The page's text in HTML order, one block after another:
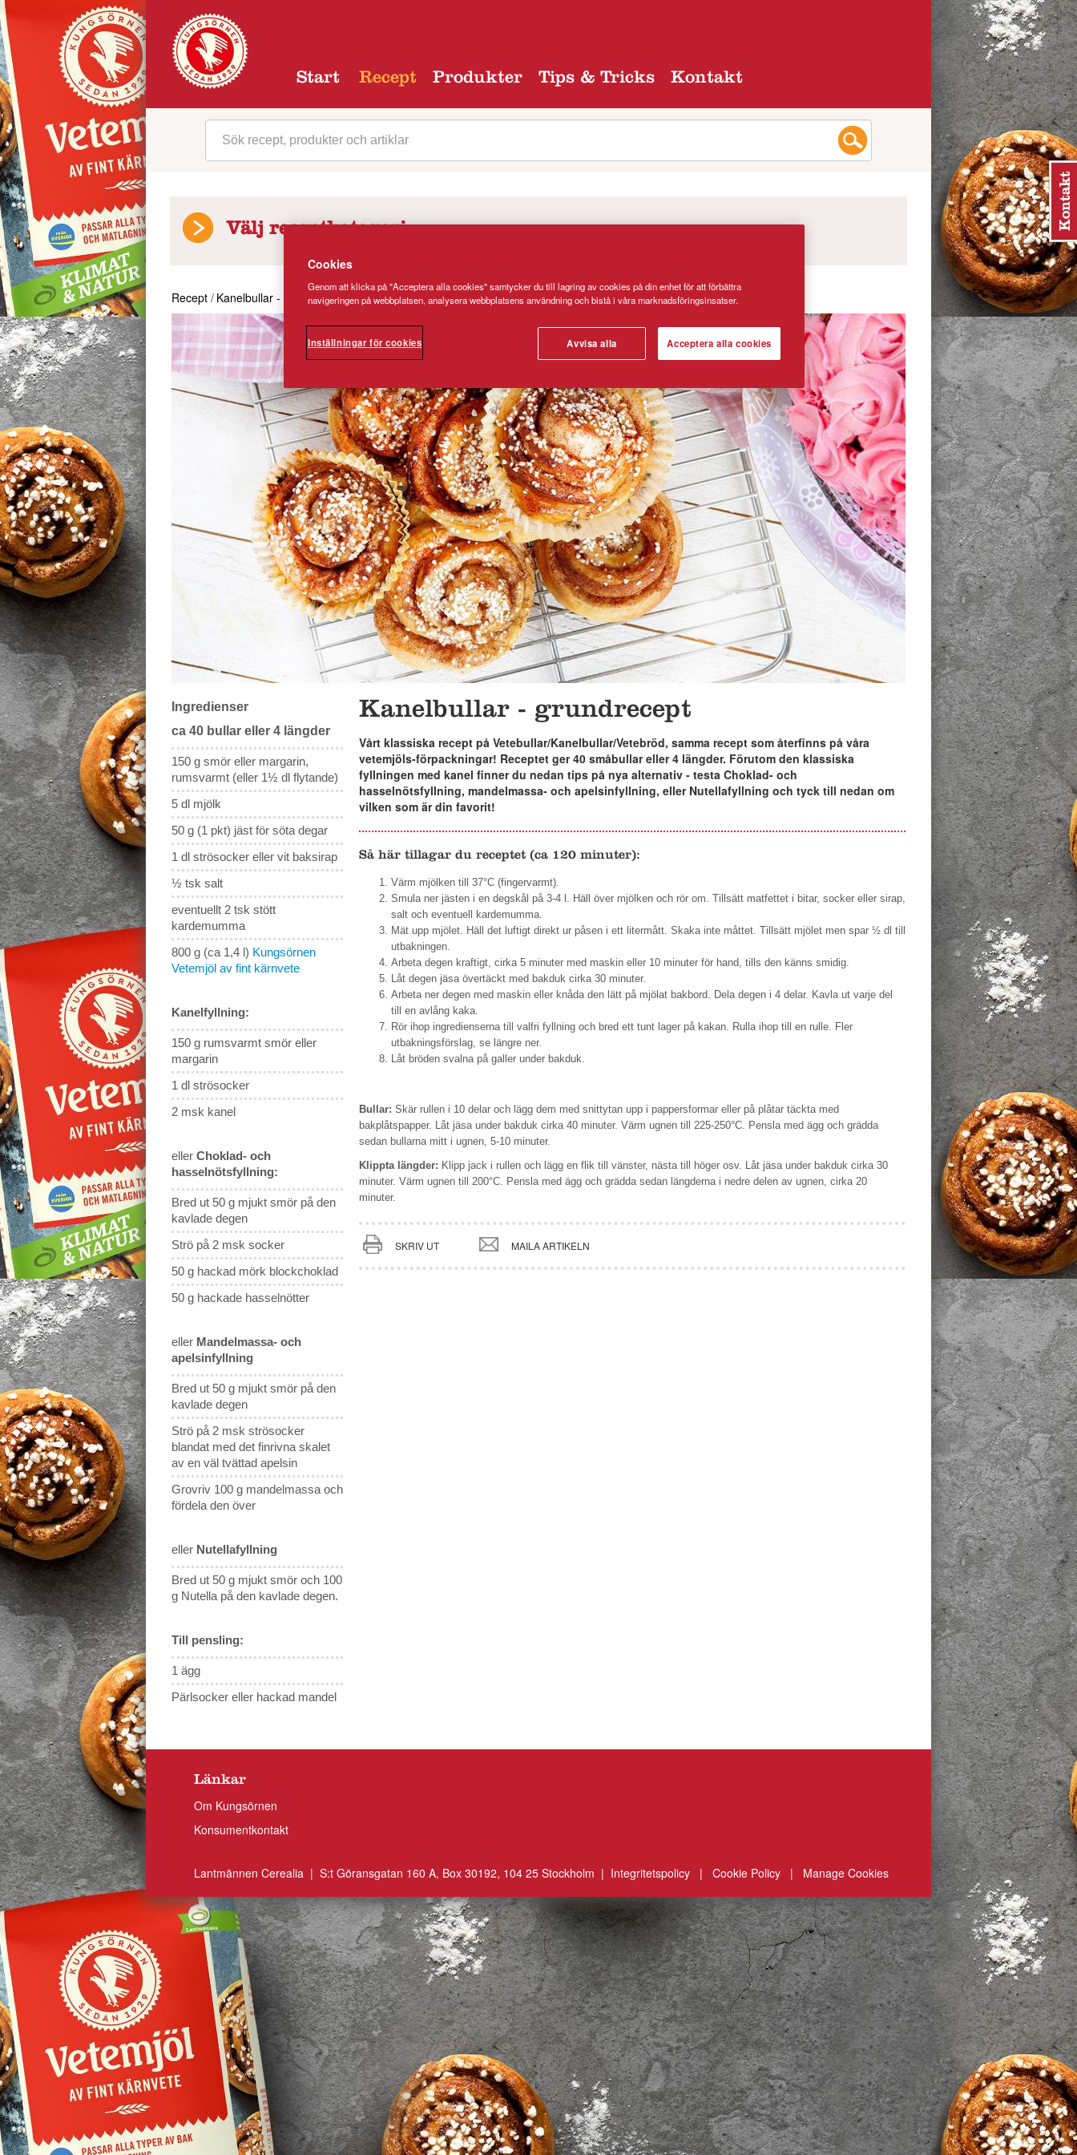
Start Recept Produkter Tips & Tricks Kontakt
Välj receptkategori
Recept / Kanelbullar - grundrecept
Ingredienser
ca 40 bullar eller 4 längder
150 g smör eller margarin,
rumsvarmt (eller 1½ dl flytande)
5 dl mjölk
50 g (1 pkt) jäst för söta degar
1 dl strösocker eller vit baksirap
½ tsk salt
eventuellt 2 tsk stött
kardemumma
800 g (ca 1,4 l) Kungsörnen
Vetemjöl av fint kärnvete
Kanelfyllning:
150 g rumsvarmt smör eller
margarin
1 dl strösocker
2 msk kanel
eller Choklad- och
hasselnötsfyllning:
Bred ut 50 g mjukt smör på den
kavlade degen
Strö på 2 msk socker
50 g hackad mörk blockchoklad
50 g hackade hasselnötter
eller Mandelmassa- och
apelsinfyllning
Bred ut 50 g mjukt smör på den
kavlade degen
Strö på 2 msk strösocker
blandat med det finrivna skalet
av en väl tvättad apelsin
Grovriv 100 g mandelmassa och
fördela den över
eller Nutellafyllning
Bred ut 50 g mjukt smör och 100
g Nutella på den kavlade degen.
Till pensling:
1 ägg
Pärlsocker eller hackad mandel
Kanelbullar - grundrecept
Vårt klassiska recept på Vetebullar/Kanelbullar/Vetebröd, samma recept som återfinns på våra
vetemjöls-förpackningar! Receptet ger 40 småbullar eller 4 längder. Förutom den klassiska
fyllningen med kanel finner du nedan tips på nya alternativ - testa Choklad- och
hasselnötsfyllning, mandelmassa- och apelsinfyllning, eller Nutellafyllning och tyck till nedan om
vilken som är din favorit!
Så här tillagar du receptet (ca 120 minuter):
Värm mjölken till 37°C (fingervarmt).
Smula ner jästen i en degskål på 3-4 l. Häll över mjölken och rör om. Tillsätt matfettet i bitar, socker eller sirap,
salt och eventuell kardemumma.
Mät upp mjölet. Häll det luftigt direkt ur påsen i ett litermått. Skaka inte måttet. Tillsätt mjölet men spar ½ dl till
utbakningen.
Arbeta degen kraftigt, cirka 5 minuter med maskin eller 10 minuter för hand, tills den känns smidig.
Låt degen jäsa övertäckt med bakduk cirka 30 minuter.
Arbeta ner degen med maskin eller knåda den lätt på mjölat bakbord. Dela degen i 4 delar. Kavla ut varje del
till en avlång kaka.
Rör ihop ingredienserna till valfri fyllning och bred ett tunt lager på kakan. Rulla ihop till en rulle. Fler
utbakningsförslag, se längre ner.
Låt bröden svalna på galler under bakduk.
Bullar: Skär rullen i 10 delar och lägg dem med snittytan upp i pappersformar eller på plåtar täckta med
bakplåtspapper. Låt jäsa under bakduk cirka 40 minuter. Värm ugnen till 225-250°C. Pensla med ägg och grädda
sedan bullarna mitt i ugnen, 5-10 minuter.
Klippta längder: Klipp jack i rullen och lägg en flik till vänster, nästa till höger osv. Låt jäsa under bakduk cirka 30
minuter. Värm ugnen till 200°C. Pensla med ägg och grädda sedan längderna i nedre delen av ugnen, cirka 20
minuter.
SKRIV UT MAILA ARTIKELN
Länkar
Om Kungsörnen
Konsumentkontakt
Lantmännen Cerealia | S:t Göransgatan 160 A, Box 30192, 104 25 Stockholm | Integritetspolicy | Cookie Policy| Manage Cookies
Cookies
Genom att klicka på "Acceptera alla cookies" samtycker du till lagring av cookies på din enhet för att förbättra
navigeringen på webbplatsen, analysera webbplatsens användning och bistå i våra marknadsföringsinsatser.
Inställningar för cookies Avvisa alla Acceptera alla cookies